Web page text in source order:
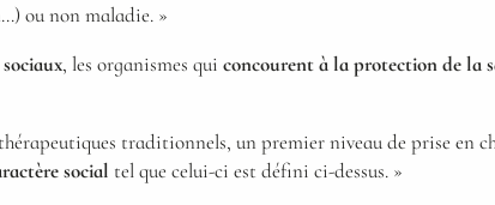
ou non maladie. »
sociaux, les organismes qui concourent à la protection de la
traditionnels, un premier niveau de prise en
social tel que celui-ci est défini ci-dessus. »